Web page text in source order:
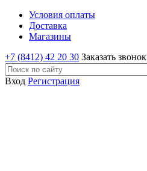
Условия оплаты
Доставка
Магазины
+7 (8412) 42 20 30 Заказать звонок
Вход Регистрация